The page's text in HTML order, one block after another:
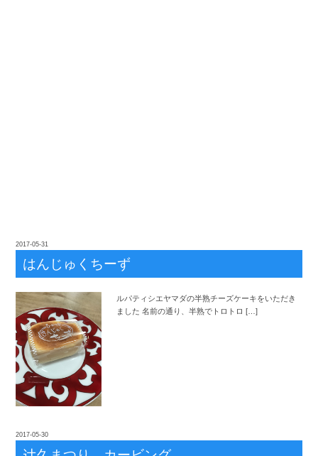
2017-05-31
はんじゅくちーず
ルパティシエヤマダの半熟チーズケーキをいただき
ました 名前の通り、半熟でトロトロ […]
2017-05-30